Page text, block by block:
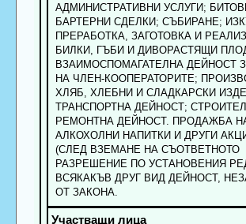
АДМИНИСТРАТИВНИ УСЛУГИ;
БАРТЕРНИ СДЕЛКИ; СЪБИРАНЕ;
ПРЕРАБОТКА, ЗАГОТОВКА И
БИЛКИ, ГЪБИ И ДИВОРАСТЯЩИ
ВЗАИМОСПОМАГАТЕЛНА ДЕЙНОСТ
НА ЧЛЕН-КООПЕРАТОРИТЕ;
ХЛЯБ, ХЛЕБНИ И СЛАДКАРСКИ
ТРАНСПОРТНА ДЕЙНОСТ;
РЕМОНТНА ДЕЙНОСТ. ПРОДАЖБА
АЛКОХОЛНИ НАПИТКИ И ДРУГИ
(СЛЕД ВЗЕМАНЕ НА СЪОТВЕТНОТО
РАЗРЕШЕНИЕ ПО УСТАНОВЕНИЯ
ВСЯКАКЪВ ДРУГ ВИД ДЕЙНОСТ,
ОТ ЗАКОНА.